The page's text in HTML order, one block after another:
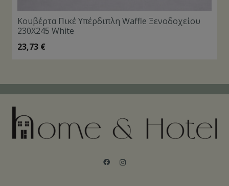
Κουβέρτα Πικέ Υπέρδιπλη Waffle Ξενοδοχείου
230X245 White
23,73 €